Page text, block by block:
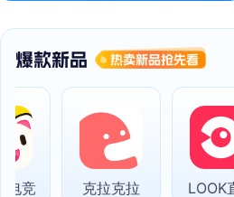
克拉克拉 LOOK直播